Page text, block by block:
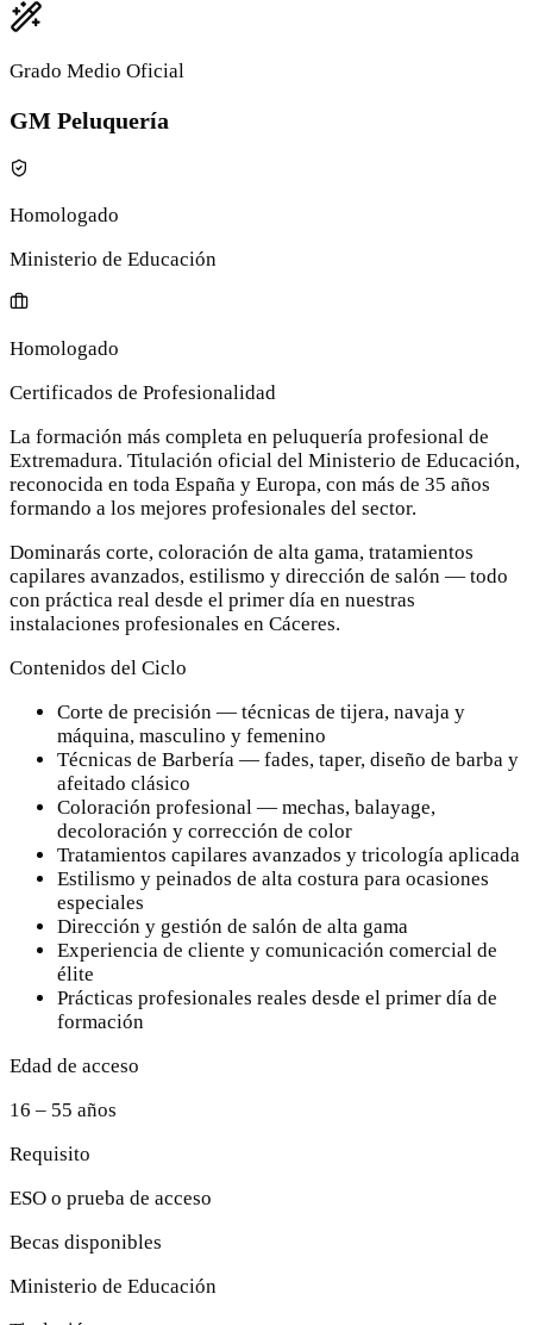
Grado Medio Oficial
GM Peluquería
Homologado
Ministerio de Educación
Homologado
Certificados de Profesionalidad
La formación más completa en peluquería profesional de
Extremadura. Titulación oficial del Ministerio de Educación,
reconocida en toda España y Europa, con más de 35 años
formando a los mejores profesionales del sector.
Dominarás corte, coloración de alta gama, tratamientos
capilares avanzados, estilismo y dirección de salón — todo
con práctica real desde el primer día en nuestras
instalaciones profesionales en Cáceres.
Contenidos del Ciclo
Corte de precisión — técnicas de tijera, navaja y
máquina, masculino y femenino
Técnicas de Barbería — fades, taper, diseño de barba y
afeitado clásico
Coloración profesional — mechas, balayage,
decoloración y corrección de color
Tratamientos capilares avanzados y tricología aplicada
Estilismo y peinados de alta costura para ocasiones
especiales
Dirección y gestión de salón de alta gama
Experiencia de cliente y comunicación comercial de
élite
Prácticas profesionales reales desde el primer día de
formación
Edad de acceso
16 – 55 años
Requisito
ESO o prueba de acceso
Becas disponibles
Ministerio de Educación